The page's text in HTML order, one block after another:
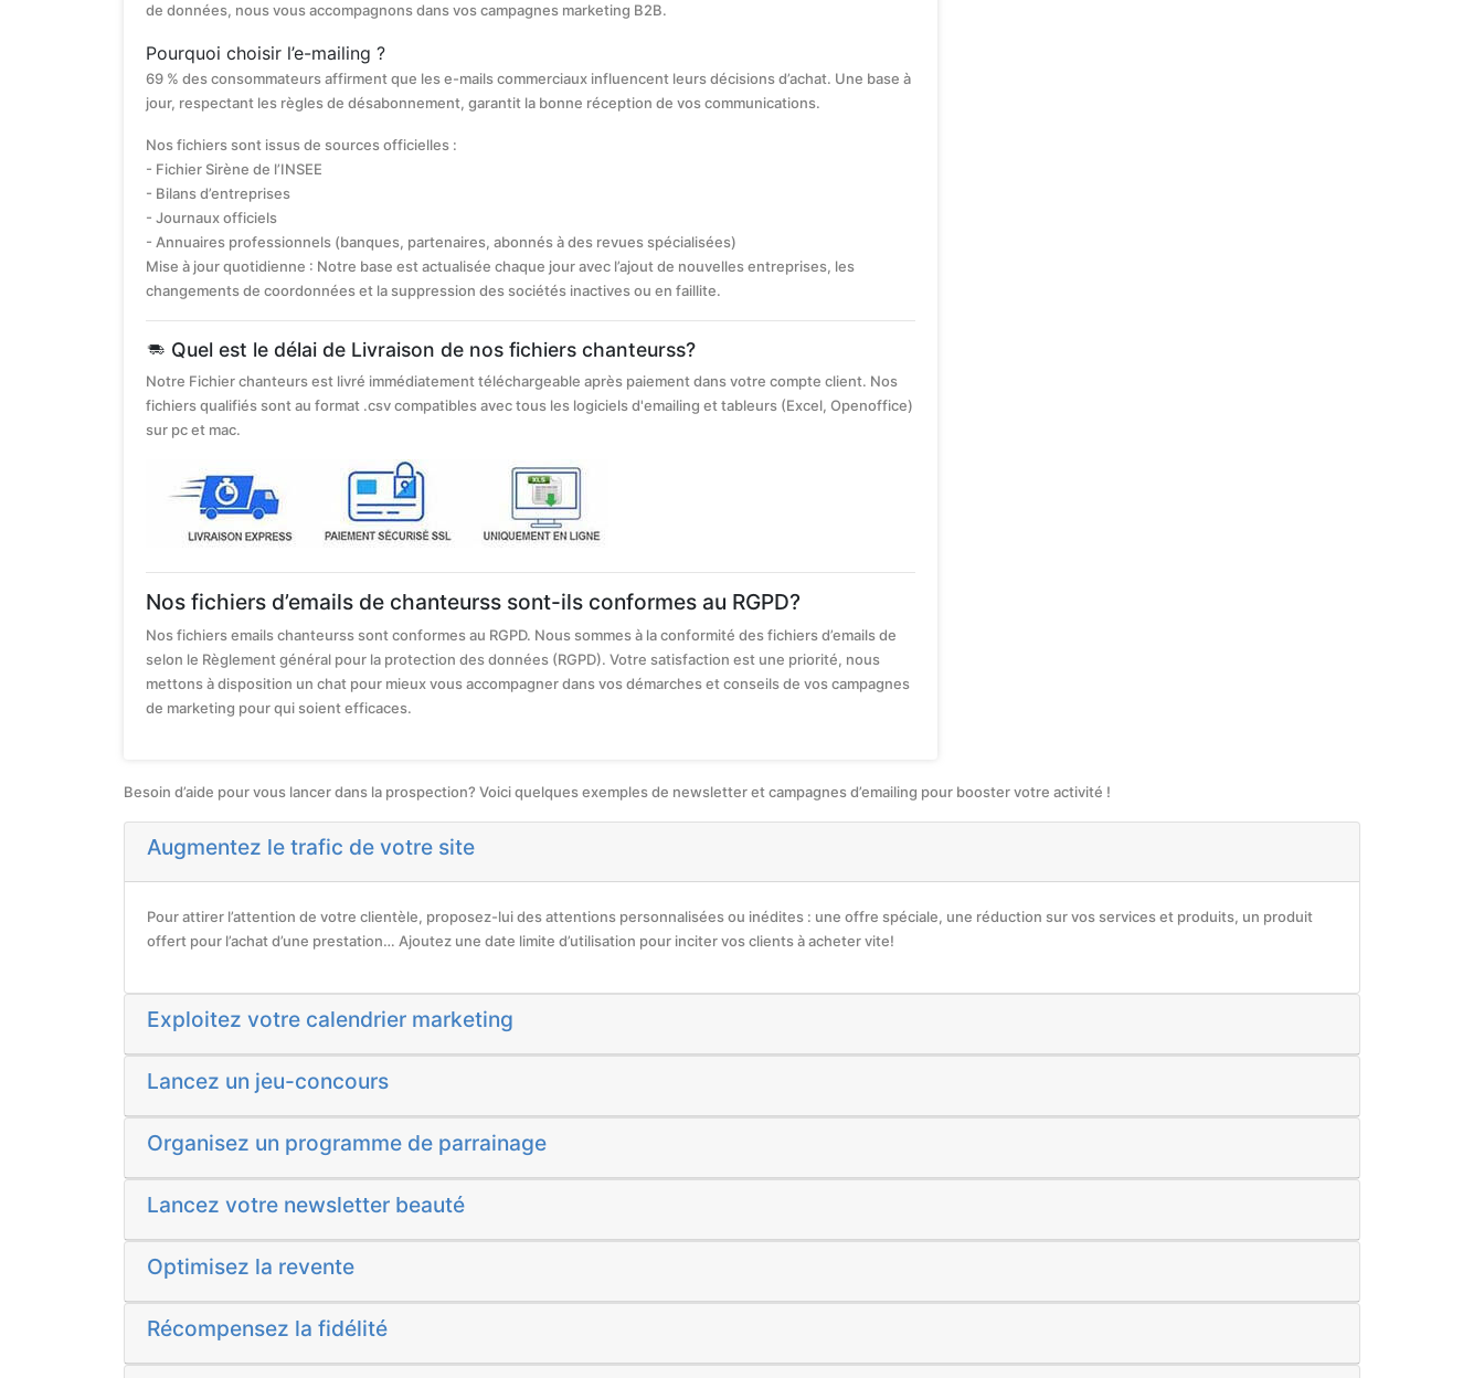
de données, nous vous accompagnons dans vos campagnes marketing B2B.
Pourquoi choisir l’e-mailing ?
69 % des consommateurs affirment que les e-mails commerciaux influencent leurs décisions d’achat. Une base à
jour, respectant les règles de désabonnement, garantit la bonne réception de vos communications.
Nos fichiers sont issus de sources officielles :
- Fichier Sirène de l’INSEE
- Bilans d’entreprises
- Journaux officiels
- Annuaires professionnels (banques, partenaires, abonnés à des revues spécialisées)
Mise à jour quotidienne : Notre base est actualisée chaque jour avec l’ajout de nouvelles entreprises, les
changements de coordonnées et la suppression des sociétés inactives ou en faillite.
Quel est le délai de Livraison de nos fichiers chanteurss?
Notre Fichier chanteurs est livré immédiatement téléchargeable après paiement dans votre compte client. Nos
fichiers qualifiés sont au format .csv compatibles avec tous les logiciels d'emailing et tableurs (Excel, Openoffice)
sur pc et mac.
Nos fichiers d’emails de chanteurss sont-ils conformes au RGPD?
Nos fichiers emails chanteurss sont conformes au RGPD. Nous sommes à la conformité des fichiers d’emails de
selon le Règlement général pour la protection des données (RGPD). Votre satisfaction est une priorité, nous
mettons à disposition un chat pour mieux vous accompagner dans vos démarches et conseils de vos campagnes
de marketing pour qui soient efficaces.
Besoin d’aide pour vous lancer dans la prospection? Voici quelques exemples de newsletter et campagnes d’emailing pour booster votre activité !
Augmentez le trafic de votre site
Pour attirer l’attention de votre clientèle, proposez-lui des attentions personnalisées ou inédites : une offre spéciale, une réduction sur vos services et produits, un produit
offert pour l’achat d’une prestation… Ajoutez une date limite d’utilisation pour inciter vos clients à acheter vite!
Exploitez votre calendrier marketing
Lancez un jeu-concours
Organisez un programme de parrainage
Lancez votre newsletter beauté
Optimisez la revente
Récompensez la fidélité